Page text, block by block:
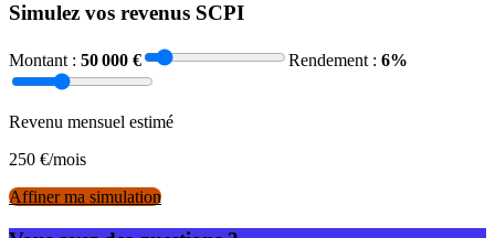
Simulez vos revenus SCPI
Montant : 50 000 € Rendement : 6%
Revenu mensuel estimé
250 €/mois
Affiner ma simulation